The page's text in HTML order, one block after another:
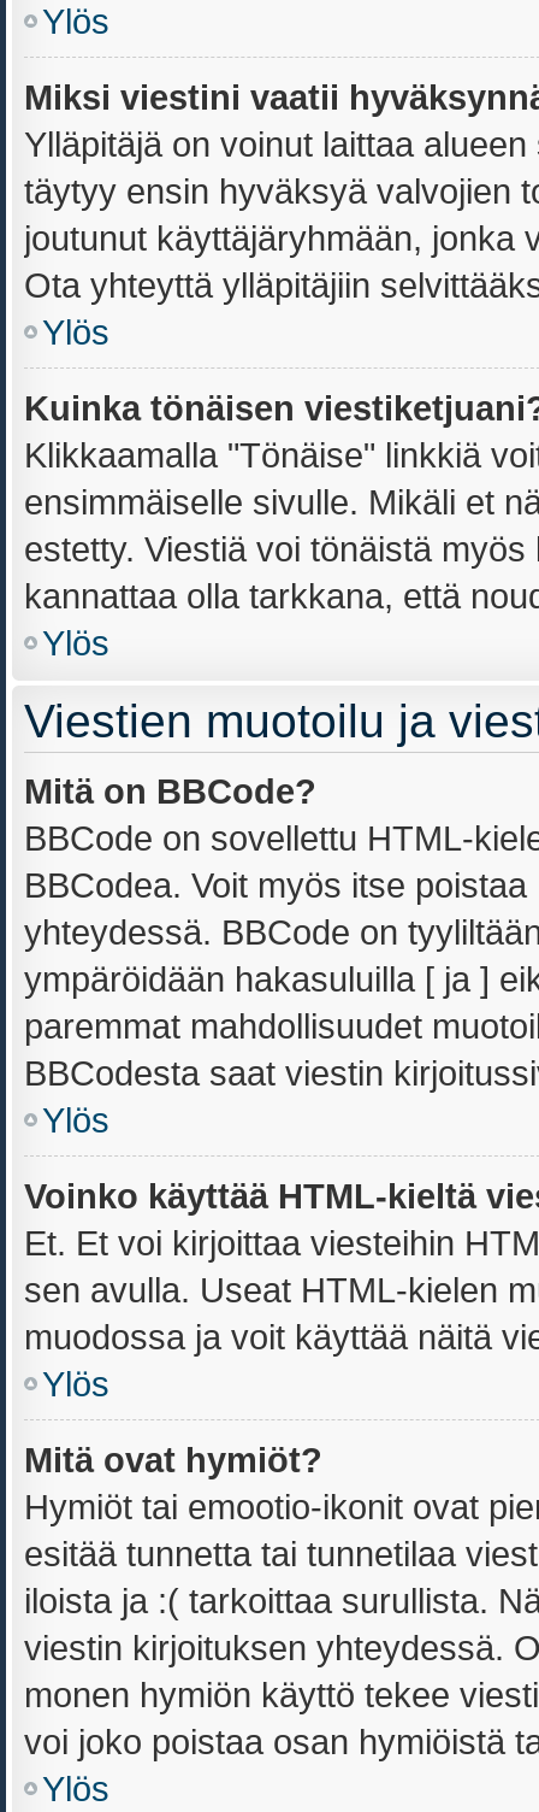
Ylös
Miksi viestini vaatii
Ylläpitäjä on voinut laittaa
täytyy ensin hyväksyä valvojien
joutunut käyttäjäryhmään, jonka
Ota yhteyttä ylläpitäjiin
Ylös
Kuinka tönäisen
Klikkaamalla "Tönäise" linkkiä
ensimmäiselle sivulle. Mikäli et
estetty. Viestiä voi tönäistä
kannattaa olla tarkkana, että
Ylös
Viestien muotoilu ja
Mitä on BBCode?
BBCode on sovellettu HTML-
BBCodea. Voit myös itse
yhteydessä. BBCode on
ympäröidään hakasuluilla [ ja ]
paremmat mahdollisuudet
BBCodesta saat viestin
Ylös
Voinko käyttää HTML-kieltä
Et. Et voi kirjoittaa viesteihin
sen avulla. Useat HTML-kielen
muodossa ja voit käyttää näitä
Ylös
Mitä ovat hymiöt?
Hymiöt tai emootio-ikonit ovat
esitää tunnetta tai tunnetilaa
iloista ja :( tarkoittaa surullista.
viestin kirjoituksen yhteydessä.
monen hymiön käyttö tekee
voi joko poistaa osan hymiöistä
Ylös